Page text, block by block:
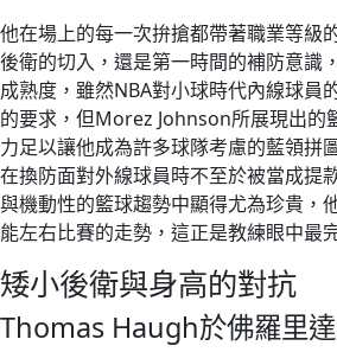
他在場上的每一次拚搶都帶著職業等級
後衛的切入，還是第一時間的補防意識
成熟度，雖然NBA對小球時代內線球員
的要求，但Morez Johnson所展現出的
力足以讓他成為許多球隊考慮的藍領拼
在換防面對外線球員時不至於被當成提
與機動性的籃球趨勢中顯得尤為珍貴，
能左右比賽的走勢，這正是教練眼中最
矮小後衛與身高的對抗
Thomas Haugh於佛羅里